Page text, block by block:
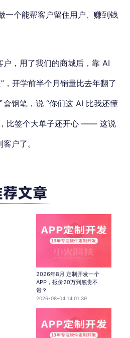
一个能帮客户留住用户、赚到钱
户，用了我们的商城后，靠 AI
，开学前半个月销量比去年翻了
钢笔，说 “你们这 AI 比我还懂
比签个大单子还开心 —— 这说
户了。
2026年8月 定制开发一个
APP，报价20万到底贵不
贵？
2026-08-04 14:01:39